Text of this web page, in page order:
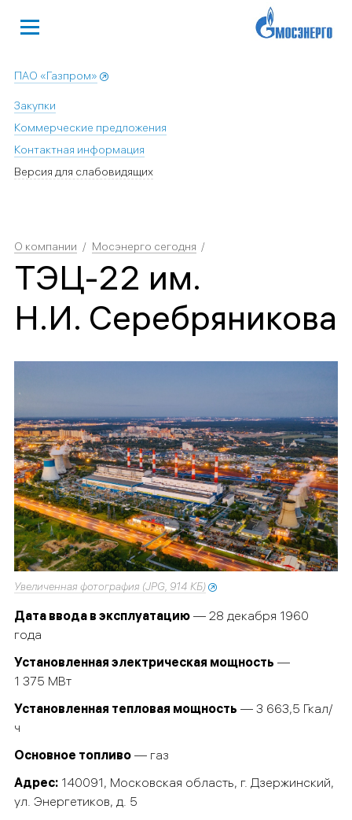
ПАО «Газпром»
Закупки
Коммерческие предложения
Контактная информация
Версия для слабовидящих
О компании Мосэнерго сегодня
ТЭЦ-22 им.
Н.И. Серебряникова
Увеличенная фотография (JPG, 914 КБ)
Дата ввода в эксплуатацию — 28 декабря 1960
года
Установленная электрическая мощность —
1 375 МВт
Установленная тепловая мощность — 3 663,5 Гкал/
ч
Основное топливо — газ
Адрес: 140091, Московская область, г. Дзержинский,
ул. Энергетиков, д. 5